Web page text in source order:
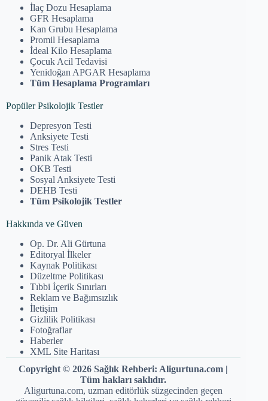
İlaç Dozu Hesaplama
GFR Hesaplama
Kan Grubu Hesaplama
Promil Hesaplama
İdeal Kilo Hesaplama
Çocuk Acil Tedavisi
Yenidoğan APGAR Hesaplama
Tüm Hesaplama Programları
Popüler Psikolojik Testler
Depresyon Testi
Anksiyete Testi
Stres Testi
Panik Atak Testi
OKB Testi
Sosyal Anksiyete Testi
DEHB Testi
Tüm Psikolojik Testler
Hakkında ve Güven
Op. Dr. Ali Gürtuna
Editoryal İlkeler
Kaynak Politikası
Düzeltme Politikası
Tıbbi İçerik Sınırları
Reklam ve Bağımsızlık
İletişim
Gizlilik Politikası
Fotoğraflar
Haberler
XML Site Haritası
Copyright © 2026 Sağlık Rehberi: Aligurtuna.com |
Tüm hakları saklıdır.
Aligurtuna.com, uzman editörlük süzgecinden geçen